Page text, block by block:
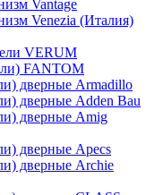
Vantage
Venezia (Италия)
VERUM
FANTOM
дверные Armadillo
дверные Adden Bau
дверные Amig
дверные Apecs
дверные Archie